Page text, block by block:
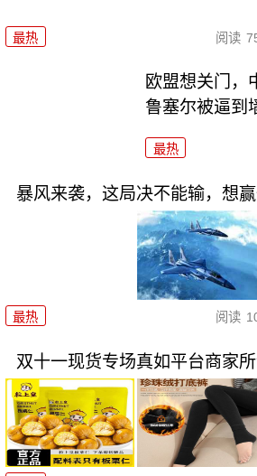
最热 阅读
欧盟想关门，
鲁塞尔被逼到
最热
暴风来袭，这局决不能输，想
最热 阅读
双十一现货专场真如平台商家所